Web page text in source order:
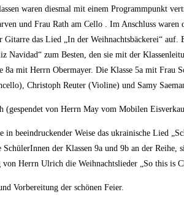
waren diesmal mit einem Programmpunkt
und Frau Rath am Cello . Im Anschluss
das Lied „In der Weihnachtsbäckerei“
Navidad“ zum Besten, den sie mit der
8a mit Herrn Obermayer. Die Klasse 5a mit
Christoph Reuter (Violine) und Samy
(gespendet von Herrn May vom Mobilen
in beeindruckender Weise das ukrainische Lied
der Klassen 9a und 9b an der
Herrn Ulrich die Weihnachtslieder „So this is
Vorbereitung der schönen Feier.